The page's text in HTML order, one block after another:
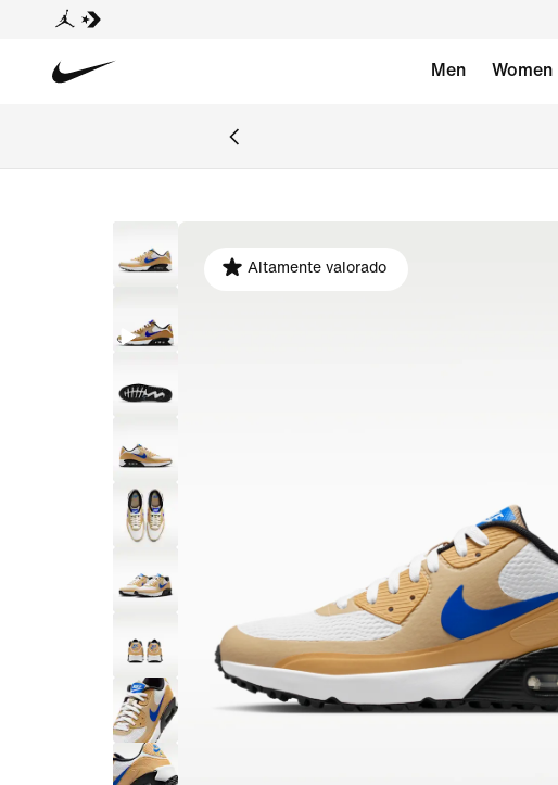
Men Women
Altamente valorado